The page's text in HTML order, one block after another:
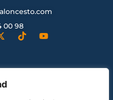
00 98